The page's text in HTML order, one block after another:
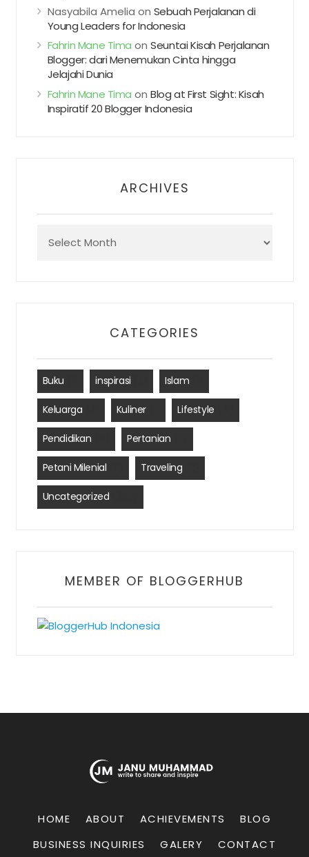
Nasyabila Amelia on Sebuah Perjalanan di
Young Leaders for Indonesia
Fahrin Mane Tima onSeuntai Kisah Perjalanan
Blogger: dari Menemukan Cinta hingga
Jelajahi Dunia
Fahrin Mane Tima onBlog at First Sight: Kisah
Inspiratif 20 Blogger Indonesia
ARCHIVES
CATEGORIES
Buku inspirasi Islam
Keluarga Kuliner(1) Lifestyle
Pendidikan Pertanian
Petani Milenial Traveling
Uncategorized
MEMBER OF BLOGGERHUB
HOME ABOUT ACHIEVEMENTS
BLOG
BUSINESS INQUIRIES
GALERY CONTACT